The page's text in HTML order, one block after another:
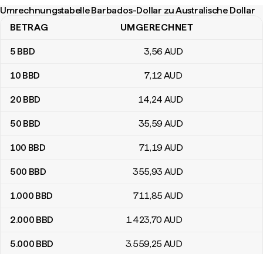
Umrechnungstabelle Barbados-Dollar zu Australische Dollar
Umrechnungstabelle Barbados-Dollar zu Australische Dollar
BETRAG UMGERECHNET
5 BBD 3,56 AUD
10 BBD 7,12AUD
20 BBD 14,24 AUD
50 BBD 35,59 AUD
100 BBD 71,19 AUD
500 BBD 355,93 AUD
1.000 BBD 711,85 AUD
2.000 BBD 1.423,70 AUD
5.000 BBD 3.559,25 AUD